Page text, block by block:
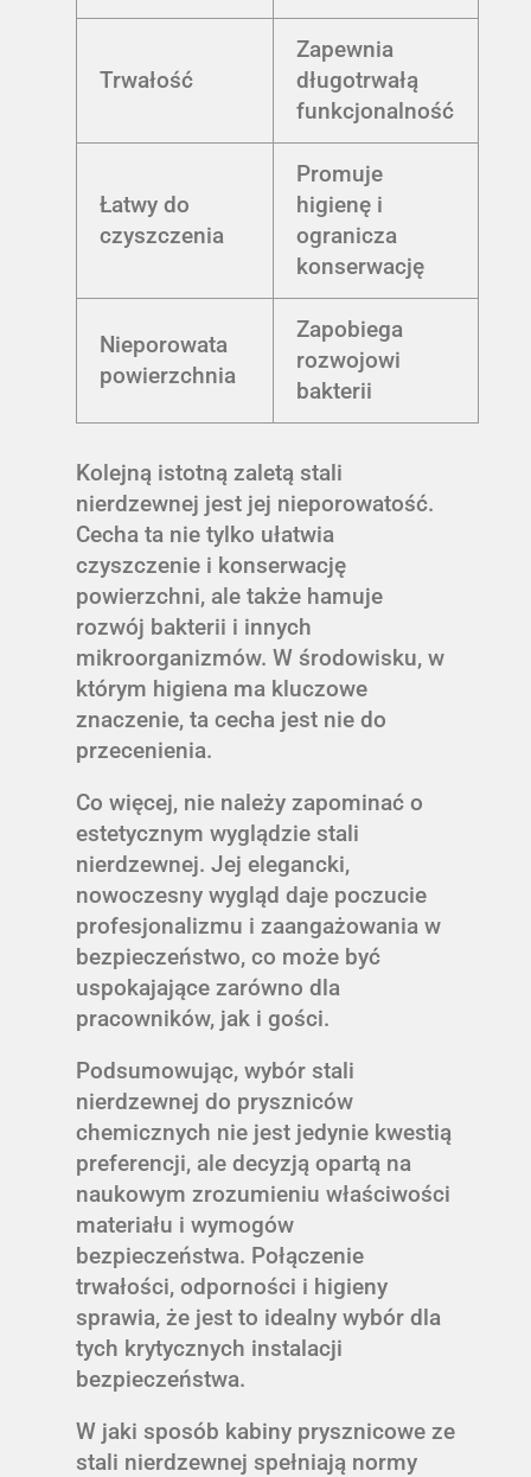
Trwałość
Zapewnia
długotrwałą
funkcjonalność
Łatwy do
czyszczenia
Promuje
higienę i
ogranicza
konserwację
Nieporowata
powierzchnia
Zapobiega
rozwojowi
bakterii
Kolejną istotną zaletą stali
nierdzewnej jest jej nieporowatość.
Cecha ta nie tylko ułatwia
czyszczenie i konserwację
powierzchni, ale także hamuje
rozwój bakterii i innych
mikroorganizmów. W środowisku, w
którym higiena ma kluczowe
znaczenie, ta cecha jest nie do
przecenienia.
Co więcej, nie należy zapominać o
estetycznym wyglądzie stali
nierdzewnej. Jej elegancki,
nowoczesny wygląd daje poczucie
profesjonalizmu i zaangażowania w
bezpieczeństwo, co może być
uspokajające zarówno dla
pracowników, jak i gości.
Podsumowując, wybór stali
nierdzewnej do pryszniców
chemicznych nie jest jedynie kwestią
preferencji, ale decyzją opartą na
naukowym zrozumieniu właściwości
materiału i wymogów
bezpieczeństwa. Połączenie
trwałości, odporności i higieny
sprawia, że jest to idealny wybór dla
tych krytycznych instalacji
bezpieczeństwa.
W jaki sposób kabiny prysznicowe ze
stali nierdzewnej spełniają normy